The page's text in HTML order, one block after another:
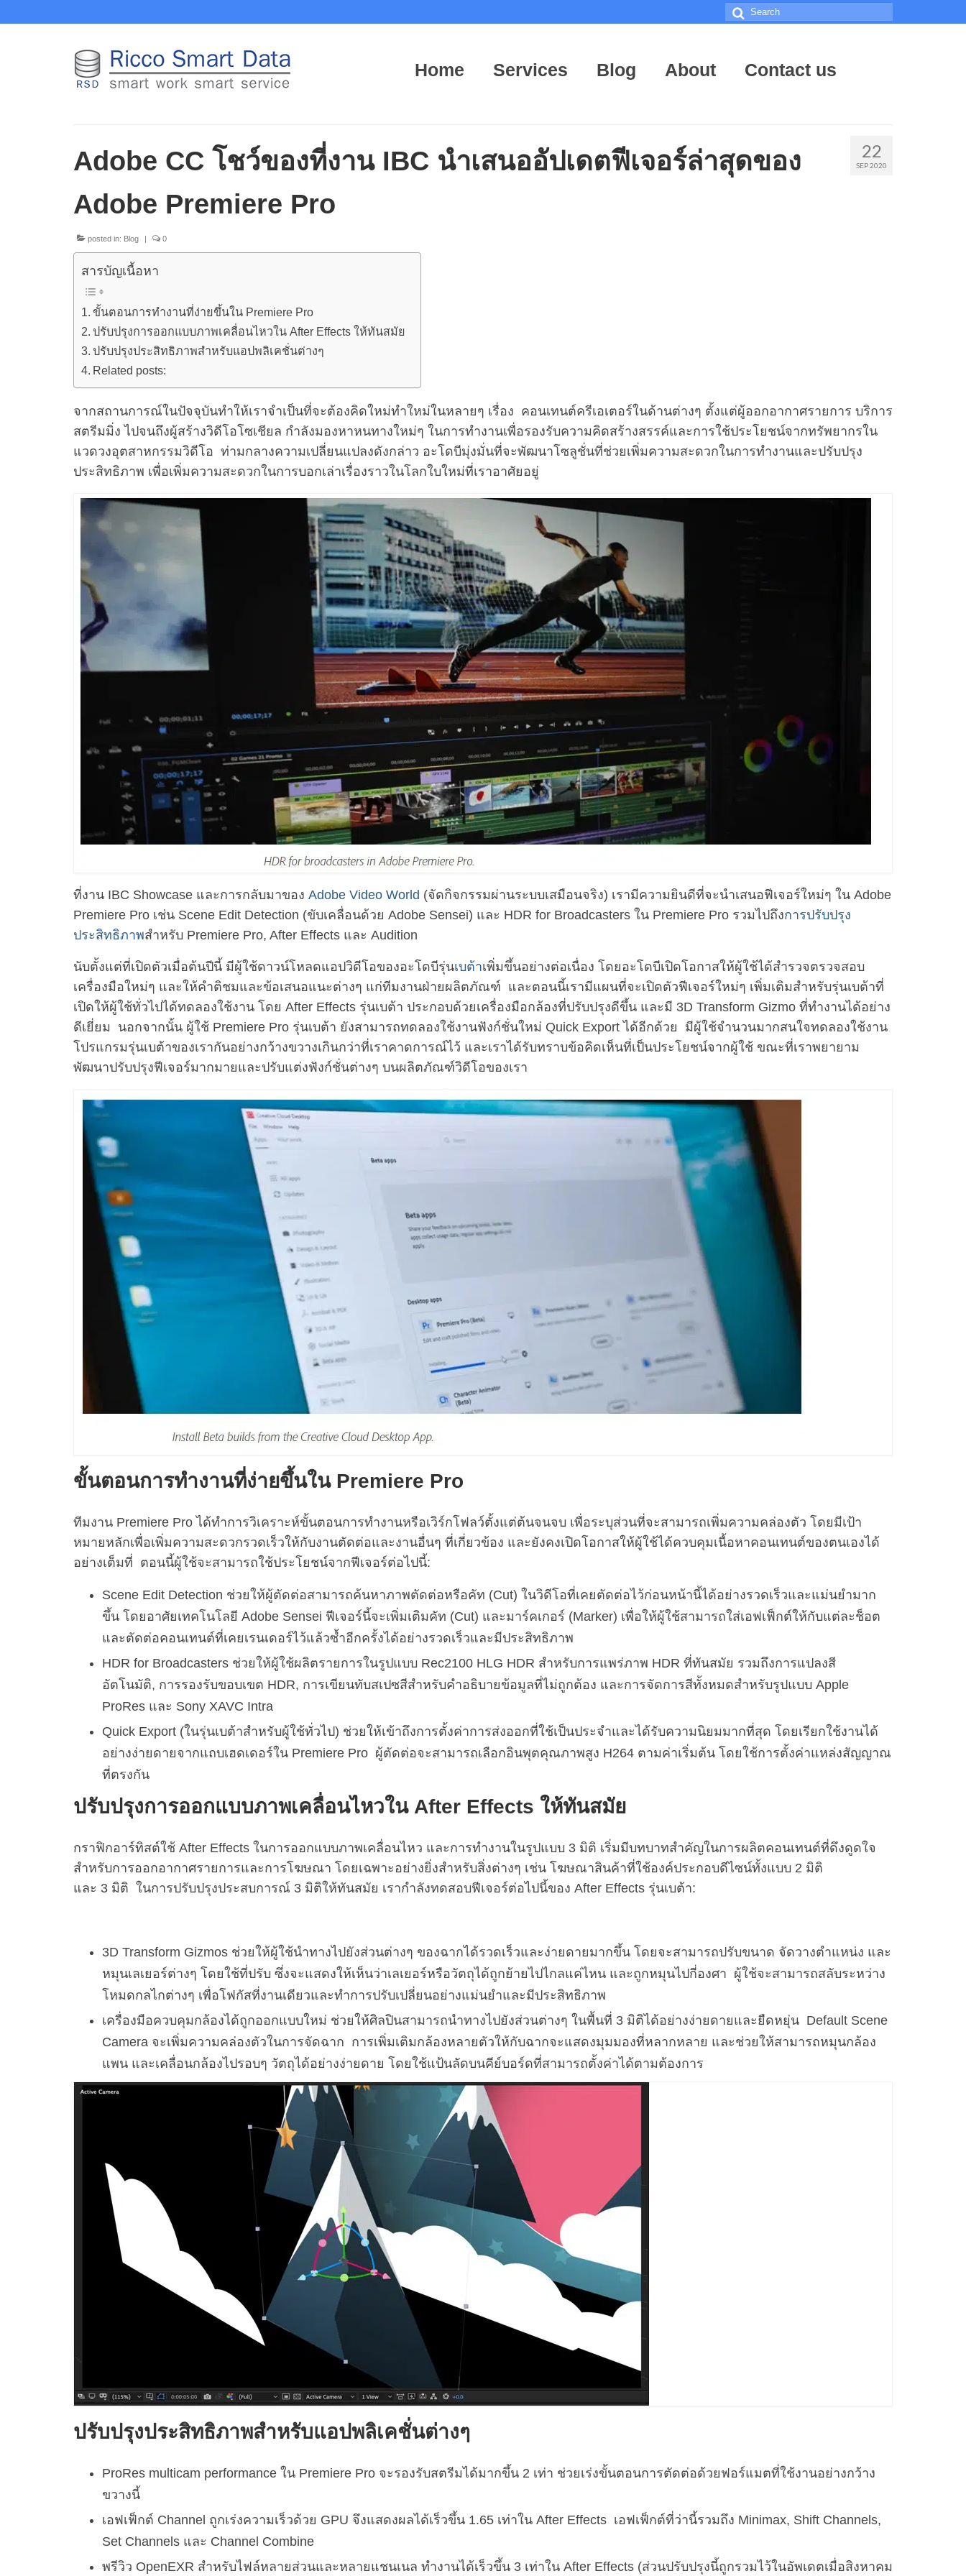
Search
Home Services Blog About Contact us
22
SEP 2020
Adobe CC โชว์ของที่งาน IBC นำเสนออัปเดตฟีเจอร์ล่าสุดของ
Adobe Premiere Pro
posted in: Blog | 0
สารบัญเนื้อหา
ขั้นตอนการทำงานที่ง่ายขึ้นใน Premiere Pro
ปรับปรุงการออกแบบภาพเคลื่อนไหวใน After Effects ให้ทันสมัย
ปรับปรุงประสิทธิภาพสำหรับแอปพลิเคชั่นต่างๆ
Related posts:
จากสถานการณ์ในปัจจุบันทำให้เราจำเป็นที่จะต้องคิดใหม่ทำใหม่ในหลายๆ เรื่อง คอนเทนต์ครีเอเตอร์ในด้านต่างๆ ตั้งแต่ผู้ออกอากาศรายการ บริการ
สตรีมมิ่ง ไปจนถึงผู้สร้างวิดีโอโซเชียล กำลังมองหาหนทางใหม่ๆ ในการทำงานเพื่อรองรับความคิดสร้างสรรค์และการใช้ประโยชน์จากทรัพยากรใน
แวดวงอุตสาหกรรมวิดีโอ ท่ามกลางความเปลี่ยนแปลงดังกล่าว อะโดบีมุ่งมั่นที่จะพัฒนาโซลูชั่นที่ช่วยเพิ่มความสะดวกในการทำงานและปรับปรุง
ประสิทธิภาพ เพื่อเพิ่มความสะดวกในการบอกเล่าเรื่องราวในโลกใบใหม่ที่เราอาศัยอยู่
ที่งาน IBC Showcase และการกลับมาของ Adobe Video World (จัดกิจกรรมผ่านระบบเสมือนจริง) เรามีความยินดีที่จะนำเสนอฟีเจอร์ใหม่ๆ ใน Adobe
Premiere Pro เช่น Scene Edit Detection (ขับเคลื่อนด้วย Adobe Sensei) และ HDR for Broadcasters ใน Premiere Pro รวมไปถึงการปรับปรุง
ประสิทธิภาพสำหรับ Premiere Pro, After Effects และ Audition
นับตั้งแต่ที่เปิดตัวเมื่อต้นปีนี้ มีผู้ใช้ดาวน์โหลดแอปวิดีโอของอะโดบีรุ่นเบต้าเพิ่มขึ้นอย่างต่อเนื่อง โดยอะโดบีเปิดโอกาสให้ผู้ใช้ได้สำรวจตรวจสอบ
เครื่องมือใหม่ๆ และให้คำติชมและข้อเสนอแนะต่างๆ แก่ทีมงานฝ่ายผลิตภัณฑ์ และตอนนี้เรามีแผนที่จะเปิดตัวฟีเจอร์ใหม่ๆ เพิ่มเติมสำหรับรุ่นเบต้าที่
เปิดให้ผู้ใช้ทั่วไปได้ทดลองใช้งาน โดย After Effects รุ่นเบต้า ประกอบด้วยเครื่องมือกล้องที่ปรับปรุงดีขึ้น และมี 3D Transform Gizmo ที่ทำงานได้อย่าง
ดีเยี่ยม นอกจากนั้น ผู้ใช้ Premiere Pro รุ่นเบต้า ยังสามารถทดลองใช้งานฟังก์ชั่นใหม่ Quick Export ได้อีกด้วย มีผู้ใช้จำนวนมากสนใจทดลองใช้งาน
โปรแกรมรุ่นเบต้าของเรากันอย่างกว้างขวางเกินกว่าที่เราคาดการณ์ไว้ และเราได้รับทราบข้อคิดเห็นที่เป็นประโยชน์จากผู้ใช้ ขณะที่เราพยายาม
พัฒนาปรับปรุงฟีเจอร์มากมายและปรับแต่งฟังก์ชั่นต่างๆ บนผลิตภัณฑ์วิดีโอของเรา
ขั้นตอนการทำงานที่ง่ายขึ้นใน Premiere Pro
ทีมงาน Premiere Pro ได้ทำการวิเคราะห์ขั้นตอนการทำงานหรือเวิร์กโฟลว์ตั้งแต่ต้นจนจบ เพื่อระบุส่วนที่จะสามารถเพิ่มความคล่องตัว โดยมีเป้า
หมายหลักเพื่อเพิ่มความสะดวกรวดเร็วให้กับงานตัดต่อและงานอื่นๆ ที่เกี่ยวข้อง และยังคงเปิดโอกาสให้ผู้ใช้ได้ควบคุมเนื้อหาคอนเทนต์ของตนเองได้
อย่างเต็มที่ ตอนนี้ผู้ใช้จะสามารถใช้ประโยชน์จากฟีเจอร์ต่อไปนี้:
Scene Edit Detection ช่วยให้ผู้ตัดต่อสามารถค้นหาภาพตัดต่อหรือคัท (Cut) ในวิดีโอที่เคยตัดต่อไว้ก่อนหน้านี้ได้อย่างรวดเร็วและแม่นยำมาก
ขึ้น โดยอาศัยเทคโนโลยี Adobe Sensei ฟีเจอร์นี้จะเพิ่มเติมคัท (Cut) และมาร์คเกอร์ (Marker) เพื่อให้ผู้ใช้สามารถใส่เอฟเฟ็กต์ให้กับแต่ละช็อต
และตัดต่อคอนเทนต์ที่เคยเรนเดอร์ไว้แล้วซ้ำอีกครั้งได้อย่างรวดเร็วและมีประสิทธิภาพ
HDR for Broadcasters ช่วยให้ผู้ใช้ผลิตรายการในรูปแบบ Rec2100 HLG HDR สำหรับการแพร่ภาพ HDR ที่ทันสมัย รวมถึงการแปลงสี
อัตโนมัติ, การรองรับขอบเขต HDR, การเขียนทับสเปซสีสำหรับคำอธิบายข้อมูลที่ไม่ถูกต้อง และการจัดการสีทั้งหมดสำหรับรูปแบบ Apple
ProRes และ Sony XAVC Intra
Quick Export (ในรุ่นเบต้าสำหรับผู้ใช้ทั่วไป) ช่วยให้เข้าถึงการตั้งค่าการส่งออกที่ใช้เป็นประจำและได้รับความนิยมมากที่สุด โดยเรียกใช้งานได้
อย่างง่ายดายจากแถบเฮดเดอร์ใน Premiere Pro ผู้ตัดต่อจะสามารถเลือกอินพุตคุณภาพสูง H264 ตามค่าเริ่มต้น โดยใช้การตั้งค่าแหล่งสัญญาณ
ที่ตรงกัน
ปรับปรุงการออกแบบภาพเคลื่อนไหวใน After Effects ให้ทันสมัย
กราฟิกอาร์ทิสต์ใช้ After Effects ในการออกแบบภาพเคลื่อนไหว และการทำงานในรูปแบบ 3 มิติ เริ่มมีบทบาทสำคัญในการผลิตคอนเทนต์ที่ดึงดูดใจ
สำหรับการออกอากาศรายการและการโฆษณา โดยเฉพาะอย่างยิ่งสำหรับสิ่งต่างๆ เช่น โฆษณาสินค้าที่ใช้องค์ประกอบดีไซน์ทั้งแบบ 2 มิติ
และ 3 มิติ ในการปรับปรุงประสบการณ์ 3 มิติให้ทันสมัย เรากำลังทดสอบฟีเจอร์ต่อไปนี้ของ After Effects รุ่นเบต้า:
3D Transform Gizmos ช่วยให้ผู้ใช้นำทางไปยังส่วนต่างๆ ของฉากได้รวดเร็วและง่ายดายมากขึ้น โดยจะสามารถปรับขนาด จัดวางตำแหน่ง และ
หมุนเลเยอร์ต่างๆ โดยใช้ที่ปรับ ซึ่งจะแสดงให้เห็นว่าเลเยอร์หรือวัตถุได้ถูกย้ายไปไกลแค่ไหน และถูกหมุนไปกี่องศา ผู้ใช้จะสามารถสลับระหว่าง
โหมดกลไกต่างๆ เพื่อโฟกัสที่งานเดียวและทำการปรับเปลี่ยนอย่างแม่นยำและมีประสิทธิภาพ
เครื่องมือควบคุมกล้องได้ถูกออกแบบใหม่ ช่วยให้ศิลปินสามารถนำทางไปยังส่วนต่างๆ ในพื้นที่ 3 มิติได้อย่างง่ายดายและยืดหยุ่น Default Scene
Camera จะเพิ่มความคล่องตัวในการจัดฉาก การเพิ่มเติมกล้องหลายตัวให้กับฉากจะแสดงมุมมองที่หลากหลาย และช่วยให้สามารถหมุนกล้อง
แพน และเคลื่อนกล้องไปรอบๆ วัตถุได้อย่างง่ายดาย โดยใช้แป้นลัดบนคีย์บอร์ดที่สามารถตั้งค่าได้ตามต้องการ
ปรับปรุงประสิทธิภาพสำหรับแอปพลิเคชั่นต่างๆ
ProRes multicam performance ใน Premiere Pro จะรองรับสตรีมได้มากขึ้น 2 เท่า ช่วยเร่งขั้นตอนการตัดต่อด้วยฟอร์แมตที่ใช้งานอย่างกว้าง
ขวางนี้
เอฟเฟ็กต์ Channel ถูกเร่งความเร็วด้วย GPU จึงแสดงผลได้เร็วขึ้น 1.65 เท่าใน After Effects เอฟเฟ็กต์ที่ว่านี้รวมถึง Minimax, Shift Channels,
Set Channels และ Channel Combine
พรีวิว OpenEXR สำหรับไฟล์หลายส่วนและหลายแชนเนล ทำงานได้เร็วขึ้น 3 เท่าใน After Effects (ส่วนปรับปรุงนี้ถูกรวมไว้ในอัพเดตเมื่อสิงหาคม